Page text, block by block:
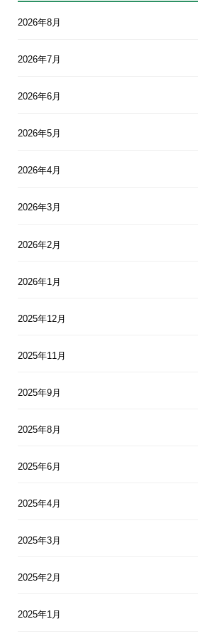
2026年8月
2026年7月
2026年6月
2026年5月
2026年4月
2026年3月
2026年2月
2026年1月
2025年12月
2025年11月
2025年9月
2025年8月
2025年6月
2025年4月
2025年3月
2025年2月
2025年1月